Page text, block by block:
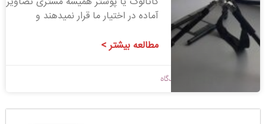
آماده در اختیار ما قرار نمیدهند و
مطالعه بیشتر >
بدون دیدگاه